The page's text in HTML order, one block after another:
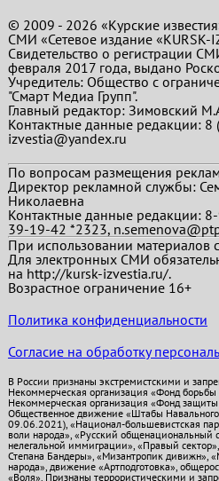
© 2009 - 2026 «Курские
СМИ «Сетевое издание «KURSK-
Свидетельство о регистрации
февраля 2017 года, выдано
Учредитель: Общество с
"Смарт Медиа Групп".
Главный редактор:Зимовский
Контактные данные редакции:
izvestia@yandex.ru
По вопросам размещения
Директор рекламной службы:
Николаевна
Контактные данные редакции:
39-19-42 *2323,
При использовании материалов
Для электронных СМИ
на http://kursk-izvestia.ru/.
Возрастное ограничение 16+
Политика конфиденциальности
Согласие на обработку
В России признаны экстремистскими и
Некоммерческая организация «Фонд
Некоммерческая организация «Фонд
Общественное движение «Штабы
09.06.2021), «Национал-большевистская
воли народа», «Русский общенациональный
нелегальной иммиграции», «Правый
Степана Бандеры», «Мизантропик дивижн»,
народа», движение «Артподготовка»,
«Воля». Признаны террористическими и